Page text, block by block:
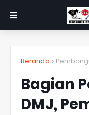
Beranda
Bagian
DMJ,